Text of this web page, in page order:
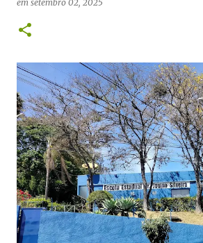
em setembro 02, 2025